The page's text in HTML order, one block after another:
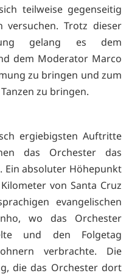
teilweise gegenseitig
versuchen. Trotz dieser
gelang es dem
dem Moderator Marco
zu bringen und zum
zu bringen.
ergiebigsten Auftritte
das Orchester das
Ein absoluter Höhepunkt
von Santa Cruz
evangelischen
wo das Orchester
und den Folgetag
verbrachte. Die
die das Orchester dort